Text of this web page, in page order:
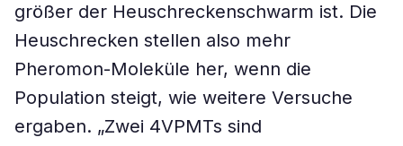
größer der Heuschreckenschwarm ist. Die
Heuschrecken stellen also mehr
Pheromon-Moleküle her, wenn die
Population steigt, wie weitere Versuche
ergaben. „Zwei 4VPMTs sind